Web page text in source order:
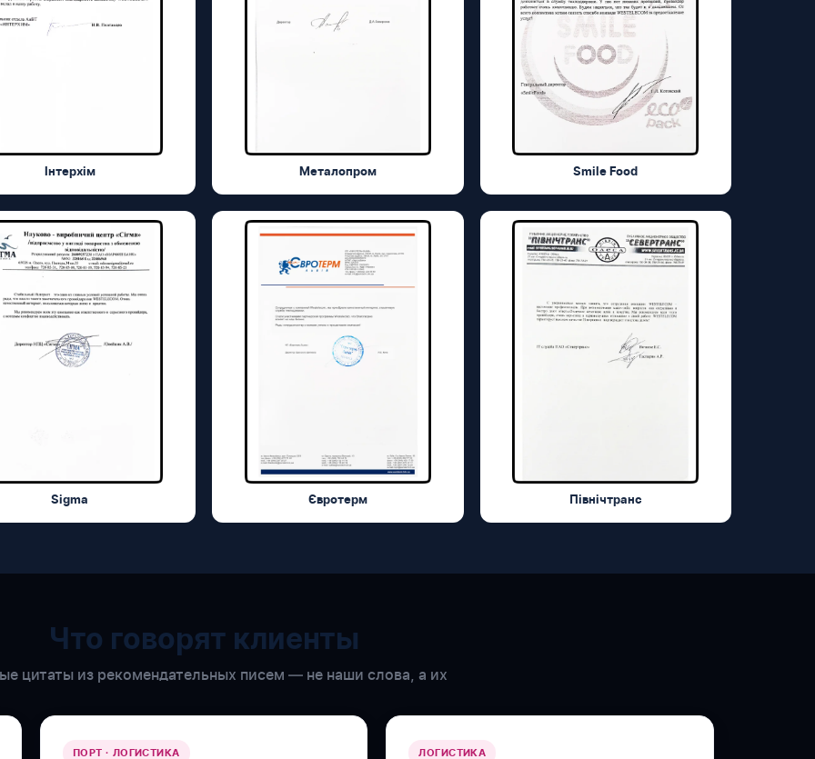
Інтерхім Металопром Smile Food
Sigma Євротерм Північтранс
Что говорят клиенты
цитаты из рекомендательных писем — не наши слова, а их
ПОРТ · ЛОГИСТИКА ЛОГИСТИКА